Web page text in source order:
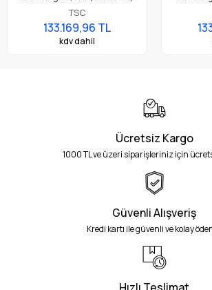
TSC
133.169,96 TL
kdv dahil
Ücretsiz Kargo
1000 TL ve üzeri siparişleriniz için
Güvenli Alışveriş
Kredi kartı ile güvenli ve kolay